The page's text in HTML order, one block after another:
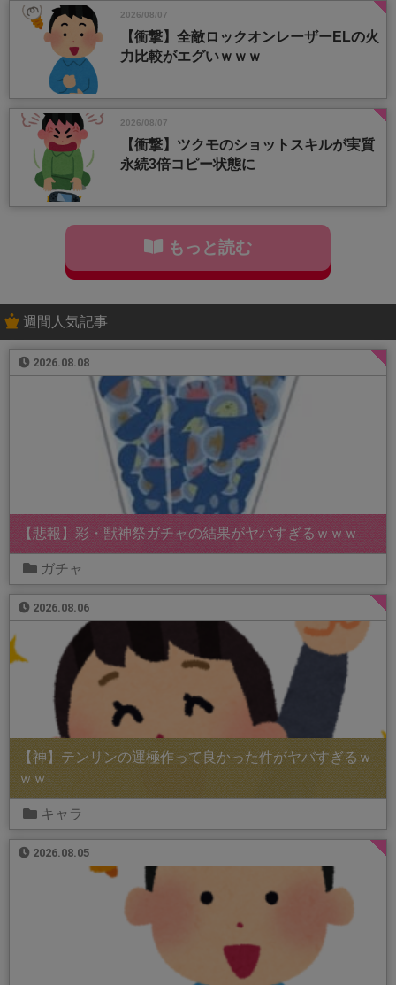
2026/08/07
【衝撃】全敵ロックオンレーザーELの火
力比較がエグいｗｗｗ
2026/08/07
【衝撃】ツクモのショットスキルが実質
永続3倍コピー状態に
もっと読む
週間人気記事
2026.08.08
【悲報】彩・獣神祭ガチャの結果がヤバすぎるｗｗｗ
ガチャ
2026.08.06
【神】テンリンの運極作って良かった件がヤバすぎるｗ
ｗｗ
キャラ
2026.08.05